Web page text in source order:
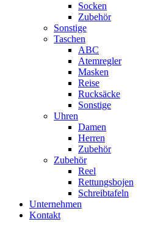
Socken
Zubehör
Sonstige
Taschen
ABC
Atemregler
Masken
Reise
Rucksäcke
Sonstige
Uhren
Damen
Herren
Zubehör
Zubehör
Reel
Rettungsbojen
Schreibtafeln
Unternehmen
Kontakt